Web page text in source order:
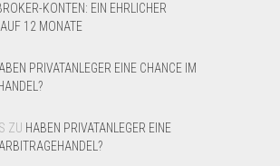
KONTEN: EIN EHRLICHER
12 MONATE
PRIVATANLEGER EINE CHANCE IM
ZU HABEN PRIVATANLEGER EINE